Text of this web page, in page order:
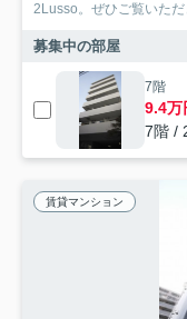
2Lusso。ぜひご覧いた
募集中の部屋
7階
9.4万
7階 /
賃貸マンション